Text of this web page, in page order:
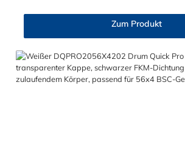
Zum Produkt